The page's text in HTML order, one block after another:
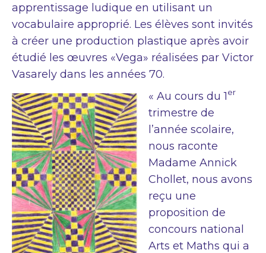
apprentissage ludique en utilisant un
vocabulaire approprié. Les élèves sont invités
à créer une production plastique après avoir
étudié les œuvres «Vega» réalisées par Victor
Vasarely dans les années 70.
« Au cours du 1er
trimestre de
l’année scolaire,
nous raconte
Madame Annick
Chollet, nous avons
reçu une
proposition de
concours national
Arts et Maths qui a